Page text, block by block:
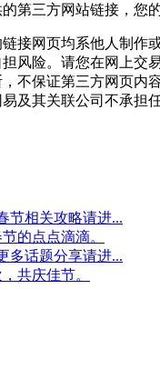
第三方网站链接，您
接网页均系他人制
风险。请您在网上
不保证第三方网页
及其关联公司不承担
节相关攻略请进...
的点点滴滴。
多话题分享请进...
共庆佳节。